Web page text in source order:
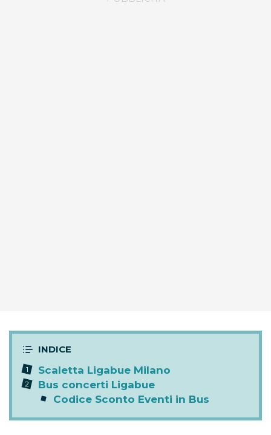
Scaletta Ligabue Milano
Bus concerti Ligabue
Codice Sconto Eventi in Bus